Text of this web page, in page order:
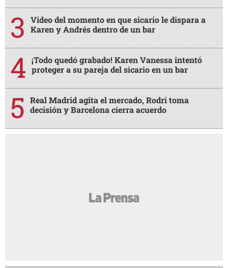
Video del momento en que sicario le dispara a
Karen y Andrés dentro de un bar
¡Todo quedó grabado! Karen Vanessa intentó
proteger a su pareja del sicario en un bar
Real Madrid agita el mercado, Rodri toma
decisión y Barcelona cierra acuerdo